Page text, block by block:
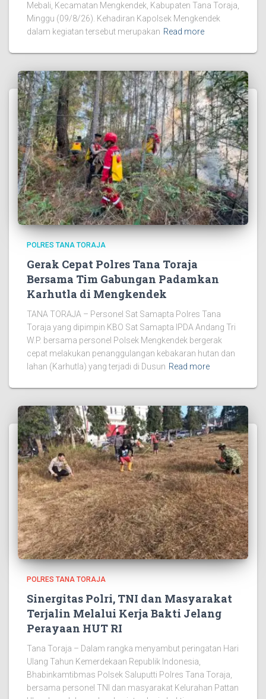
Mebali, Kecamatan Mengkendek, Kabupaten Tana Toraja,
Minggu (09/8/26). Kehadiran Kapolsek Mengkendek
dalam kegiatan tersebut merupakan Read more
POLRES TANA TORAJA
Gerak Cepat Polres Tana Toraja
Bersama Tim Gabungan Padamkan
Karhutla di Mengkendek
TANA TORAJA – Personel Sat Samapta Polres Tana
Toraja yang dipimpin KBO Sat Samapta IPDA Andang Tri
W.P. bersama personel Polsek Mengkendek bergerak
cepat melakukan penanggulangan kebakaran hutan dan
lahan (Karhutla) yang terjadi di Dusun Read more
POLRES TANA TORAJA
Sinergitas Polri, TNI dan Masyarakat
Terjalin Melalui Kerja Bakti Jelang
Perayaan HUT RI
Tana Toraja – Dalam rangka menyambut peringatan Hari
Ulang Tahun Kemerdekaan Republik Indonesia,
Bhabinkamtibmas Polsek Saluputti Polres Tana Toraja,
bersama personel TNI dan masyarakat Kelurahan Pattan